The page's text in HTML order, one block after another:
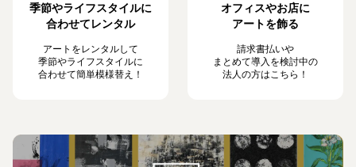
季節やライフスタイルに
合わせてレンタル
アートをレンタルして
季節やライフスタイルに
合わせて簡単模様替え！
オフィスやお店に
アートを飾る
請求書払いや
まとめて導入を検討中の
法人の方はこちら！